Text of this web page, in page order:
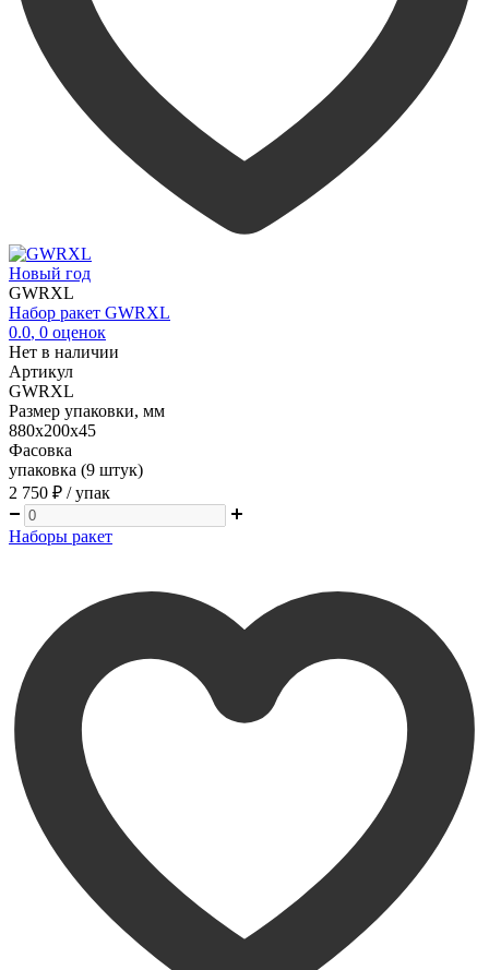
Новый год
GWRXL
Набор ракет GWRXL
0.0, 0 оценок
Нет в наличии
Артикул
GWRXL
Размер упаковки, мм
880х200х45
Фасовка
упаковка (9 штук)
2 750 ₽ / упак
Наборы ракет